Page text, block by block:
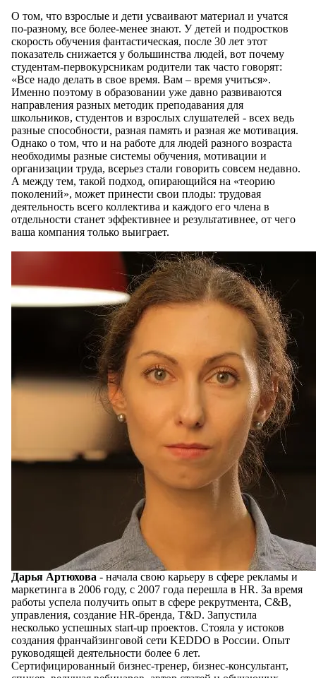
О том, что взрослые и дети усваивают материал и учатся
по-разному, все более-менее знают. У детей и подростков
скорость обучения фантастическая, после 30 лет этот
показатель снижается у большинства людей, вот почему
студентам-первокурсникам родители так часто говорят:
«Все надо делать в свое время. Вам – время учиться».
Именно поэтому в образовании уже давно развиваются
направления разных методик преподавания для
школьников, студентов и взрослых слушателей - всех ведь
разные способности, разная память и разная же мотивация.
Однако о том, что и на работе для людей разного возраста
необходимы разные системы обучения, мотивации и
организации труда, всерьез стали говорить совсем недавно.
А между тем, такой подход, опирающийся на «теорию
поколений», может принести свои плоды: трудовая
деятельность всего коллектива и каждого его члена в
отдельности станет эффективнее и результативнее, от чего
ваша компания только выиграет.
Дарья Артюхова - начала свою карьеру в сфере рекламы и
маркетинга в 2006 году, с 2007 года перешла в HR. За время
работы успела получить опыт в сфере рекрутмента, C&B,
управления, создание HR-бренда, T&D. Запустила
несколько успешных start-up проектов. Стояла у истоков
создания франчайзинговой сети KEDDO в России. Опыт
руководящей деятельности более 6 лет.
Сертифицированный бизнес-тренер, бизнес-консультант,